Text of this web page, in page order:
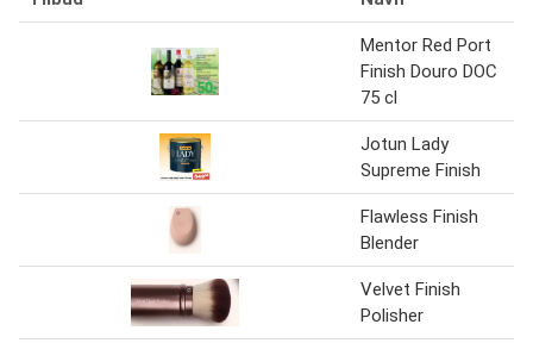
Mentor Red Port
Finish Douro DOC
75 cl
Jotun Lady
Supreme Finish
Flawless Finish
Blender
Velvet Finish
Polisher